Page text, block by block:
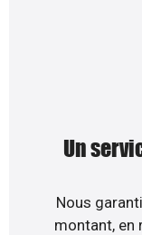
Un
Nous
montant, en